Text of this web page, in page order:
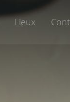
Lieux